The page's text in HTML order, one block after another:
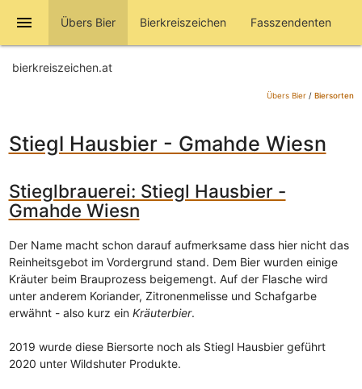
menu Übers Bier Bierkreiszeichen Fasszendenten
bierkreiszeichen.at
Übers Bier/ Biersorten
Stiegl Hausbier - Gmahde Wiesn
Stieglbrauerei: Stiegl Hausbier -
Gmahde Wiesn
Der Name macht schon darauf aufmerksame dass hier nicht das
Reinheitsgebot im Vordergrund stand. Dem Bier wurden einige
Kräuter beim Brauprozess beigemengt. Auf der Flasche wird
unter anderem Koriander, Zitronenmelisse und Schafgarbe
erwähnt - also kurz ein Kräuterbier.
2019 wurde diese Biersorte noch als Stiegl Hausbier geführt
2020 unter Wildshuter Produkte.